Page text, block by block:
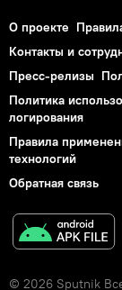
О проекте
Контакты и
Пресс-релизы
Политика
логирования
Правила
технологий
Обратная связь
© 2026 Sputnik